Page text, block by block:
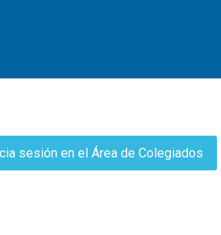
sesión en el Área de Colegiados